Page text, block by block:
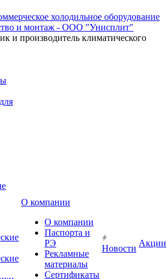
и производитель климатического
О компании
О компании
Паспорта и
РЭ
Рекламные
материалы
Сертификаты
Новости
Акции